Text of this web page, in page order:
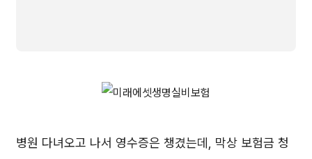
병원 다녀오고 나서 영수증은 챙겼는데, 막상 보험금 청